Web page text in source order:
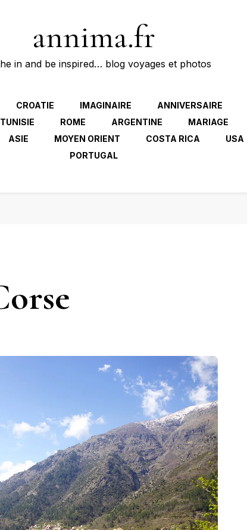
annima.fr
in and be inspired… blog voyages et photos
CROATIE IMAGINAIRE ANNIVERSAIRE
TUNISIE ROME ARGENTINE MARIAGE
ASIE MOYEN ORIENT COSTA RICA USA
PORTUGAL